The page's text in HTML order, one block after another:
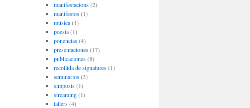
manifestacions(2)
manifestos(1)
música(1)
poesia(1)
ponencias(4)
presentaciones(17)
publicaciones(8)
recollida de signatures(1)
seminarios(3)
simposis(1)
streaming(1)
tallers(4)